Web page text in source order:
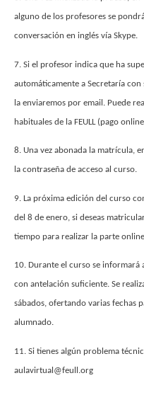
alguno de los profesores se
conversación en inglés vía Skype.
7. Si el profesor indica que ha
automáticamente a Secretaría
la enviaremos por email. Puede
habituales de la FEULL (pago
8. Una vez abonada la matrícula,
la contraseña de acceso al curso.
9. La próxima edición del curso
del 8 de enero, si deseas
tiempo para realizar la parte
10. Durante el curso se informará
con antelación suficiente. Se
sábados, ofertando varias fechas
alumnado.
11. Si tienes algún problema
aulavirtual@feull.org